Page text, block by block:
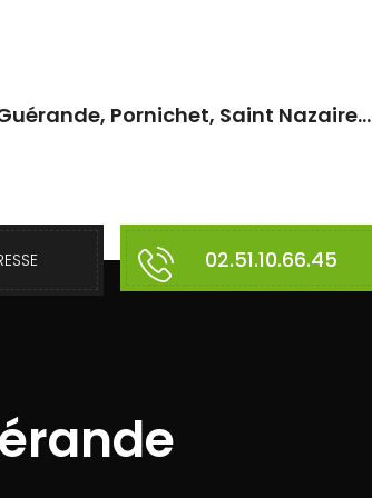
Pornichet, Saint Nazaire...
02.51.10.66.45